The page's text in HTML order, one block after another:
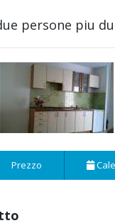
persone piu
Prezzo